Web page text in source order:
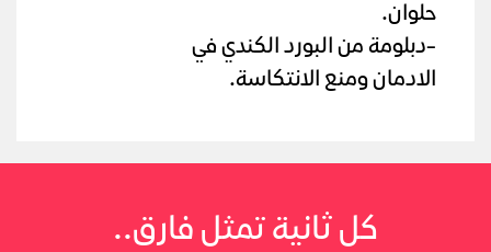
حلوان.
-دبلومة من البورد الكندي في
الادمان ومنع الانتكاسة.
كل ثانية تمثل فارق..